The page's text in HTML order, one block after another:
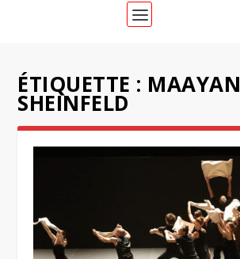
ÉTIQUETTE : MAAYAN
SHEINFELD